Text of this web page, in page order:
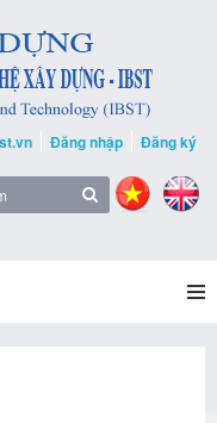
Đăng nhập Đăng ký